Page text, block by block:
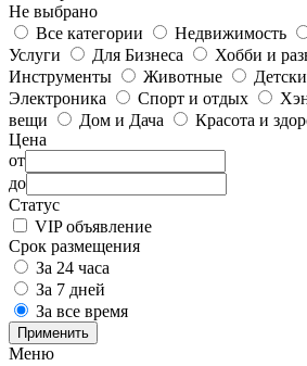
Не выбрано
Все категории
Недвижимость
Услуги
Для Бизнеса
Хобби и
Инструменты
Животные
Электроника
Спорт и отдых
вещи
Дом и Дача Красота и
Цена
от
до
Статус
VIP объявление
Срок размещения
За 24 часа
За 7 дней
За все время
Применить
Меню